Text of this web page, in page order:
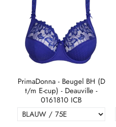
PrimaDonna - Beugel BH (D
t/m E-cup) - Deauville -
0161810 ICB